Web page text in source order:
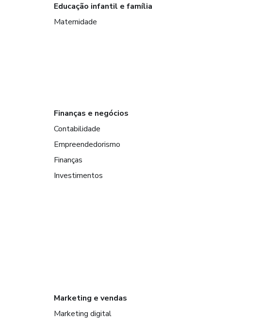
Educação infantil e família
Maternidade
Finanças e negócios
Contabilidade
Empreendedorismo
Finanças
Investimentos
Marketing e vendas
Marketing digital